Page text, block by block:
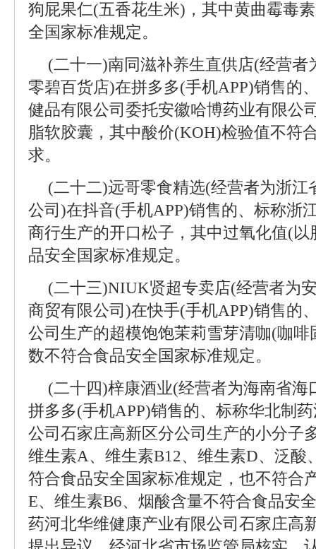
狗屁果仁(五香花生米)，其中黄曲霉毒
全国家标准规定。
(二十一)南同滋补养生直供店(经营者
零碧百货店)在拼多多(手机APP)销售的
健品有限公司委托安徽哈博药业有限公
脂软胶囊，其中酸价(KOH)检验值不符
求。
(二十二)远哥零食精选(经营者为浙江
公司)在抖音(手机APP)销售的、标称浙
商行生产的开口松子，其中过氧化值(
品安全国家标准规定。
(二十三)NIUK贤超专卖店(经营者为
商贸有限公司)在快手(手机APP)销售的
公司生产的超模饱饱茉莉雪芽清咖(咖
数不符合食品安全国家标准规定。
(二十四)梓康酒业(经营者为海南省海
拼多多(手机APP)销售的、标称华北制
公司石家庄高新区分公司生产的小分子
维生素A、维生素B12、维生素D、泛酸
符合食品安全国家标准规定，也不符合
E、维生素B6、烟酸含量不符合食品安
药河北华维健康产业有限公司石家庄高